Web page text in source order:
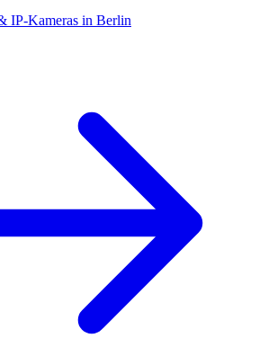
IP-Kameras in Berlin